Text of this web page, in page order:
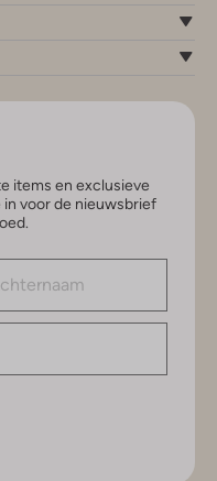
items en exclusieve
in voor de nieuwsbrief